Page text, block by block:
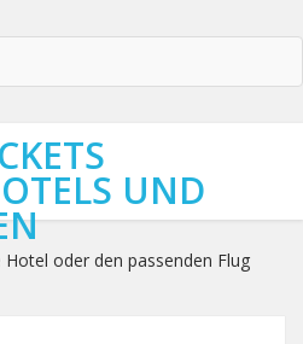
UND
oder den passenden Flug